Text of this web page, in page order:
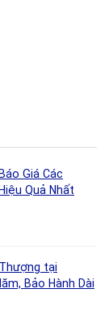
Giá Các
Quả Nhất
tại
Bảo Hành Dài